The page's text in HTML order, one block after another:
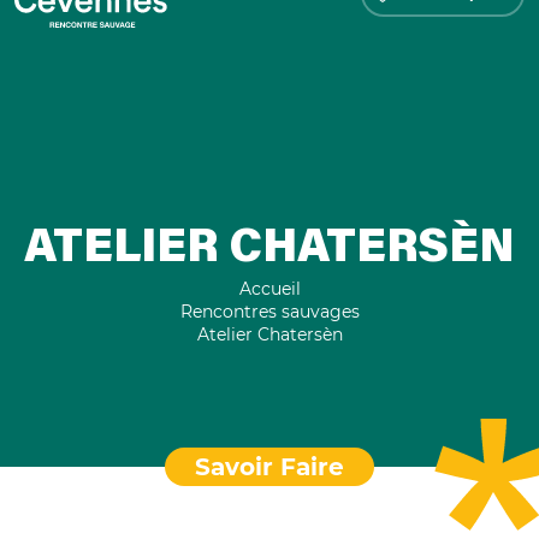
ATELIER CHATERSÈN
Accueil
Rencontres sauvages
Atelier Chatersèn
Savoir Faire